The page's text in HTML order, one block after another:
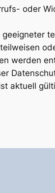
oder
werden
aktuell